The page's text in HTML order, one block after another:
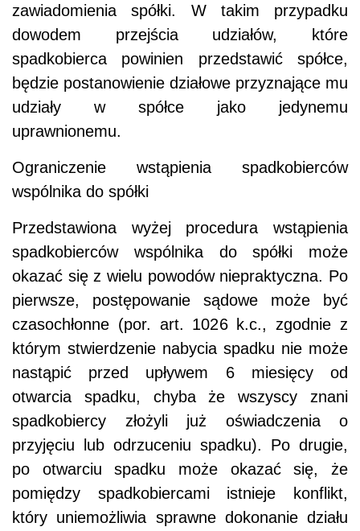
zawiadomienia spółki. W takim przypadku
dowodem przejścia udziałów, które
spadkobierca powinien przedstawić spółce,
będzie postanowienie działowe przyznające mu
udziały w spółce jako jedynemu
uprawnionemu.
Ograniczenie wstąpienia spadkobierców
wspólnika do spółki
Przedstawiona wyżej procedura wstąpienia
spadkobierców wspólnika do spółki może
okazać się z wielu powodów niepraktyczna. Po
pierwsze, postępowanie sądowe może być
czasochłonne (por. art. 1026 k.c., zgodnie z
którym stwierdzenie nabycia spadku nie może
nastąpić przed upływem 6 miesięcy od
otwarcia spadku, chyba że wszyscy znani
spadkobiercy złożyli już oświadczenia o
przyjęciu lub odrzuceniu spadku). Po drugie,
po otwarciu spadku może okazać się, że
pomiędzy spadkobiercami istnieje konflikt,
który uniemożliwia sprawne dokonanie działu